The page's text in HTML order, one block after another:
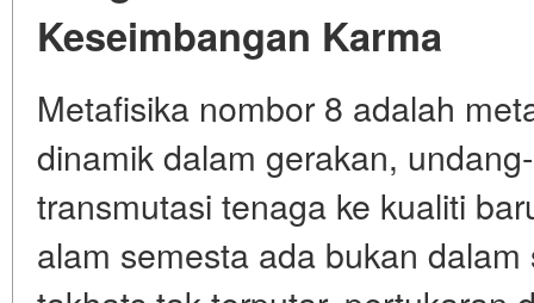
Keseimbangan Karma
Metafisika nombor 8 adalah
dinamik dalam gerakan,
transmutasi tenaga ke kualiti
alam semesta ada bukan